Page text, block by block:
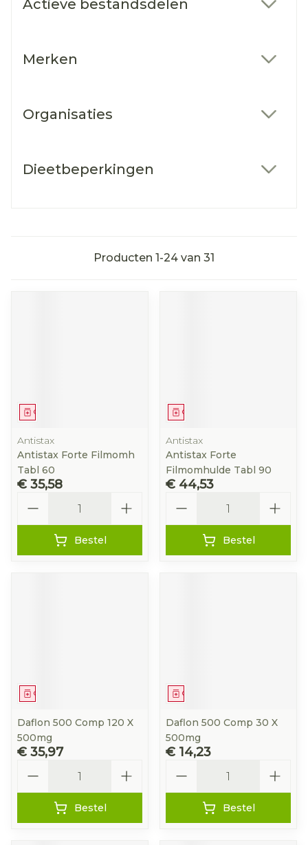
Actieve bestandsdelen
Merken
Organisaties
Dieetbeperkingen
Producten 1-24 van 31
Geneesmiddel
Antistax
Antistax Forte Filmomh
Tabl 60
€ 35,58
Bestel
Geneesmiddel
Antistax
Antistax Forte
Filmomhulde Tabl 90
€ 44,53
Bestel
Geneesmiddel
Daflon 500 Comp 120 X
500mg
€ 35,97
Bestel
Geneesmiddel
Daflon 500 Comp 30 X
500mg
€ 14,23
Bestel